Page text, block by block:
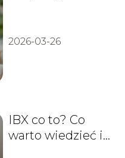
2026-03-26
IBX co to? Co
warto wiedzieć i